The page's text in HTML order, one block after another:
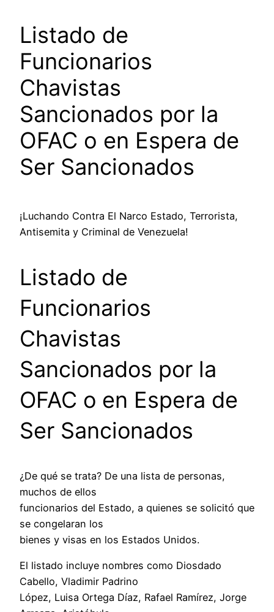
Listado de
Funcionarios
Chavistas
Sancionados por la
OFAC o en Espera de
Ser Sancionados
¡Luchando Contra El Narco Estado, Terrorista,
Antisemita y Criminal de Venezuela!
Listado de
Funcionarios
Chavistas
Sancionados por la
OFAC o en Espera de
Ser Sancionados
¿De qué se trata? De una lista de personas,
muchos de ellos
funcionarios del Estado, a quienes se solicitó que
se congelaran los
bienes y visas en los Estados Unidos.
El listado incluye nombres como Diosdado
Cabello, Vladimir Padrino
López, Luisa Ortega Díaz, Rafael Ramírez, Jorge